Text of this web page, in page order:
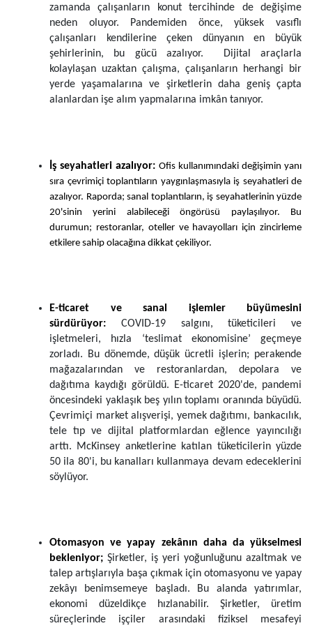
zamanda çalışanların konut tercihinde de değişime
neden oluyor. Pandemiden önce, yüksek vasıflı
çalışanları kendilerine çeken dünyanın en büyük
şehirlerinin, bu gücü azalıyor. Dijital araçlarla
kolaylaşan uzaktan çalışma, çalışanların herhangi bir
yerde yaşamalarına ve şirketlerin daha geniş çapta
alanlardan işe alım yapmalarına imkân tanıyor.
İş seyahatleri azalıyor: Ofis kullanımındaki değişimin yanı
sıra çevrimiçi toplantıların yaygınlaşmasıyla iş seyahatleri de
azalıyor. Raporda; sanal toplantıların, iş seyahatlerinin yüzde
20'sinin yerini alabileceği öngörüsü paylaşılıyor. Bu
durumun; restoranlar, oteller ve havayolları için zincirleme
etkilere sahip olacağına dikkat çekiliyor.
E-ticaret ve sanal işlemler büyümesini
sürdürüyor: COVID-19 salgını, tüketicileri ve
işletmeleri, hızla ‘teslimat ekonomisine’ geçmeye
zorladı. Bu dönemde, düşük ücretli işlerin; perakende
mağazalarından ve restoranlardan, depolara ve
dağıtıma kaydığı görüldü.
E-ticaret 2020'de, pandemi
öncesindeki yaklaşık beş yılın toplamı oranında büyüdü.
Çevrimiçi market alışverişi, yemek dağıtımı, bankacılık,
tele tıp ve dijital platformlardan eğlence yayıncılığı
arttı. McKinsey anketlerine katılan tüketicilerin yüzde
50 ila 80'i, bu kanalları kullanmaya devam edeceklerini
söylüyor.
Otomasyon ve yapay zekânın daha da yükselmesi
bekleniyor; Şirketler, iş yeri yoğunluğunu azaltmak ve
talep artışlarıyla başa çıkmak için otomasyonu ve yapay
zekâyı benimsemeye başladı. Bu alanda yatırımlar,
ekonomi düzeldikçe hızlanabilir. Şirketler, üretim
süreçlerinde işçiler arasındaki fiziksel mesafeyi